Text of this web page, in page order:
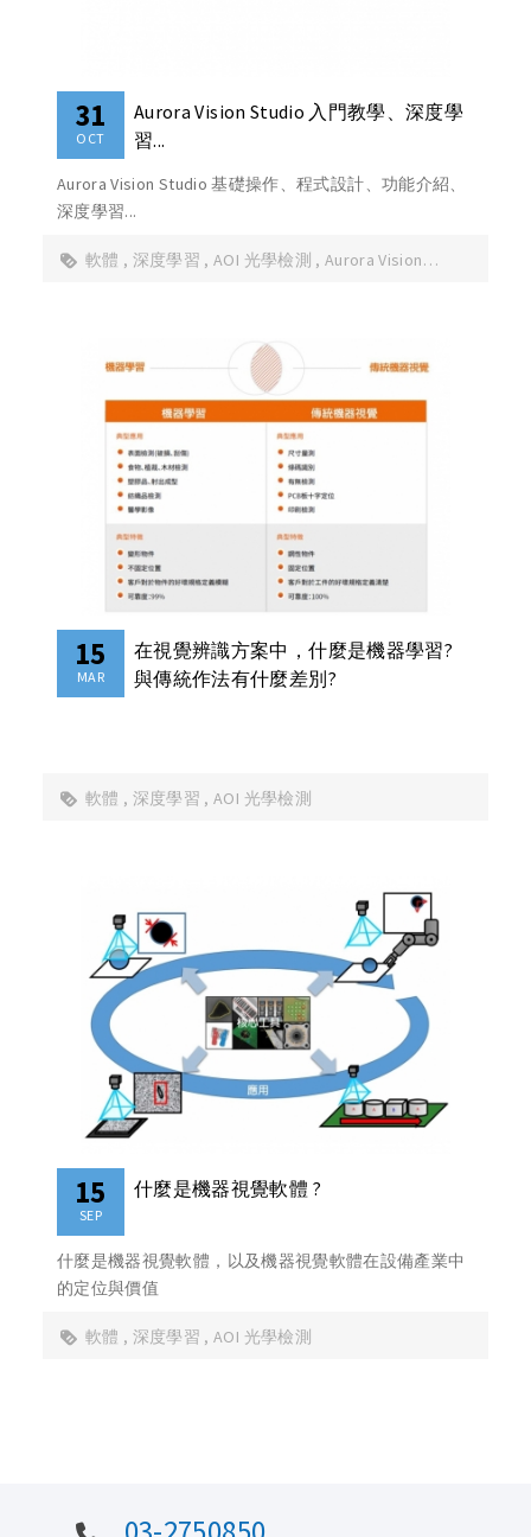
31
OCT
Aurora Vision Studio 入門教學、深度學
習...
Aurora Vision Studio 基礎操作、程式設計、功能介紹、
深度學習...
軟體 深度學習 AOI 光學檢測
Aurora Vision
15
MAR
在視覺辨識方案中，什麼是機器學習?
與傳統作法有什麼差別?
軟體 深度學習 AOI 光學檢測
15
SEP
什麼是機器視覺軟體 ?
什麼是機器視覺軟體，以及機器視覺軟體在設備產業中
的定位與價值
軟體 深度學習 AOI 光學檢測